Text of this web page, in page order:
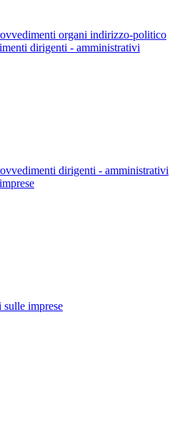
organi indirizzo-politico
dirigenti - amministrativi
dirigenti - amministrativi
imprese